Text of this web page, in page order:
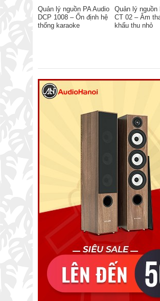
Quản lý nguồn PA Audio
DCP 1008 – Ổn định hệ
thống karaoke
Quản lý nguồn
CT 02 – Âm
khấu thu nhỏ